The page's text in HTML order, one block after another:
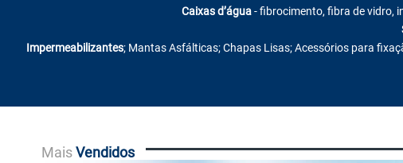
Caixas d’água- fibrocimento, fibra de vidro,
Impermeabilizantes; Mantas Asfálticas; Chapas Lisas; Acessórios para
Mais Vendidos